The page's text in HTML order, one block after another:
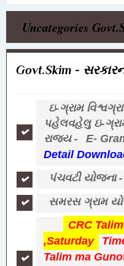
Uncategories
Govt.Skim -
ઇ-ગ્રામ
પહેલવહેલુ ઇ-
રાજ્ય -
E-
Detail
પંચવટી યોજના -
સમરસ ગ્રામ
CRC
,Saturday
Talim ma